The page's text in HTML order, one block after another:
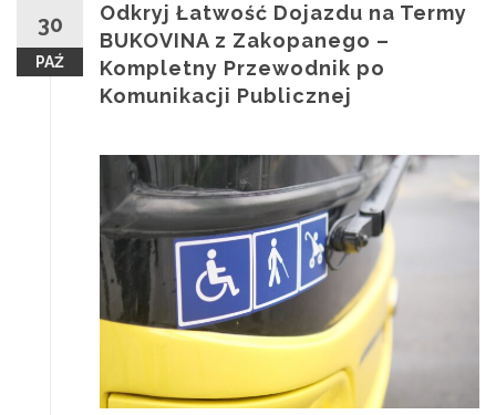
30
PAŹ
Odkryj Łatwość Dojazdu na Termy
BUKOVINA z Zakopanego –
Kompletny Przewodnik po
Komunikacji Publicznej